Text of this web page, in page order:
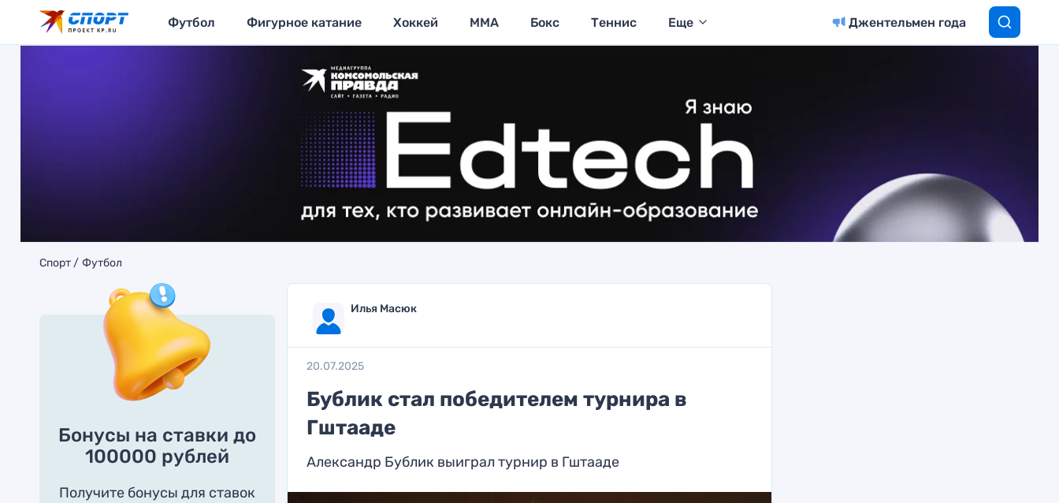
Футбол Фигурное катание Хоккей MMA Бокс Теннис Еще Джентельмен года
Спорт Футбол
Бонусы на ставки до
100000 рублей
Получите бонусы для ставок
Илья Масюк
20.07.2025
Бублик стал победителем турнира в
Гштааде
Александр Бублик выиграл турнир в Гштааде